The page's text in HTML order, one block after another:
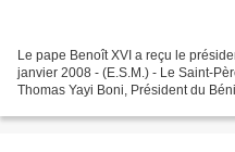
Le pape Benoît XVI a reçu le
janvier 2008 - (E.S.M.) - Le Saint-
Thomas Yayi Boni, Président du